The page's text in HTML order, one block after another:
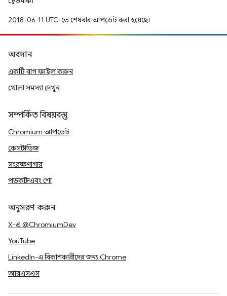
2018-06-11 UTC-তে শেষবার আপডেট করা হয়েছে।
অবদান
একটি বাগ ফাইল করুন
খোলা সমস্যা দেখুন
সম্পর্কিত বিষয়বস্তু
Chromium আপডেট
কেস স্টাডিজ
সংরক্ষণাগার
পডকাস্ট এবং শো
অনুসরণ করুন
X-এ @ChromiumDev
YouTube
LinkedIn-এ বিকাশকারীদের জন্য Chrome
আরএসএস